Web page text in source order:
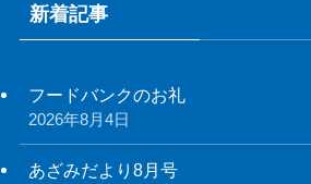
新着記事
フードバンクのお礼
2026年8月4日
あざみだより8月号